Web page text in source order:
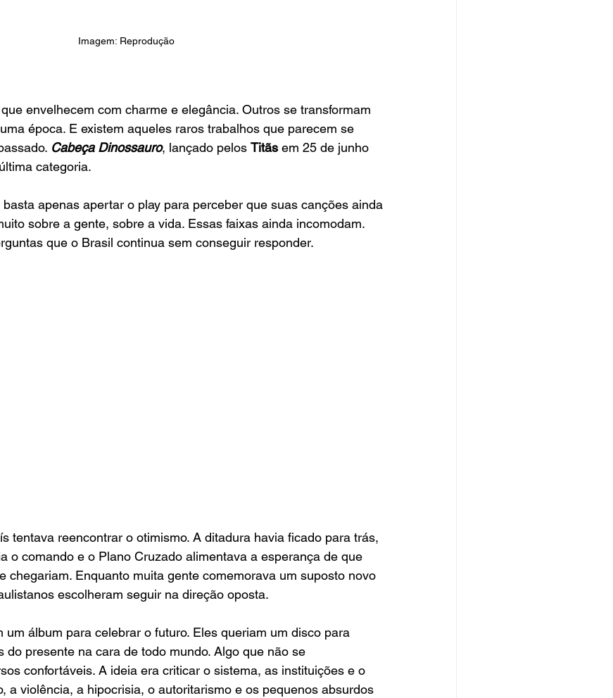
Imagem: Reprodução
envelhecem com charme e elegância. Outros se transformam
época. E existem aqueles raros trabalhos que parecem se
Cabeça Dinossauro, lançado pelos Titãs em 25 de junho
categoria.
apenas apertar o play para perceber que suas canções ainda
sobre a gente, sobre a vida. Essas faixas ainda incomodam.
que o Brasil continua sem conseguir responder.
tentava reencontrar o otimismo. A ditadura havia ficado para trás,
o comando e o Plano Cruzado alimentava a esperança de que
chegariam. Enquanto muita gente comemorava um suposto novo
escolheram seguir na direção oposta.
um álbum para celebrar o futuro. Eles queriam um disco para
do presente na cara de todo mundo. Algo que não se
confortáveis. A ideia era criticar o sistema, as instituições e o
a violência, a hipocrisia, o autoritarismo e os pequenos absurdos